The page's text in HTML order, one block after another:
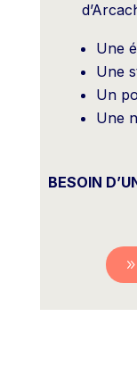
Une
Une
Un
Une
BESOIN